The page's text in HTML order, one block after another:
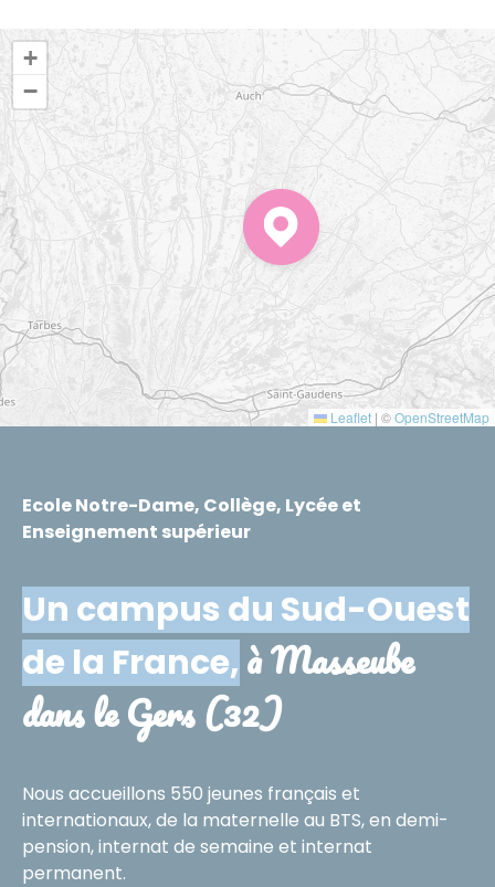
+
−
Leaflet | ©OpenStreetMap
Ecole Notre-Dame, Collège, Lycée et
Enseignement supérieur
Un campus du Sud-Ouest
de la France, à Masseube
dans le Gers (32)
Nous accueillons 550 jeunes français et
internationaux, de la maternelle au BTS, en demi-
pension, internat de semaine et internat
permanent.